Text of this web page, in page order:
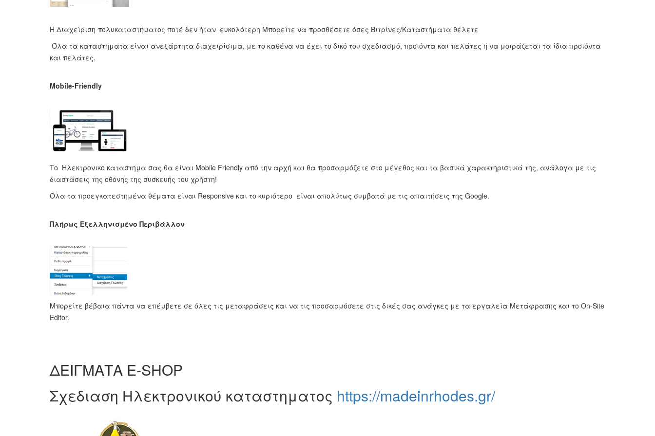
Η Διαχείριση πολυκαταστήματος ποτέ δεν ήταν ευκολότερη Μπορείτε να προσθέσετε όσες Βιτρίνες/Καταστήματα θέλετε
Όλα τα καταστήματα είναι ανεξάρτητα διαχειρίσιμα, με το καθένα να έχει το δικό του σχεδιασμό, προϊόντα και πελάτες ή να μοιράζεται τα ίδια προϊόντα
και πελάτες.
Mobile-Friendly
Το Ηλεκτρονικο καταστημα σας θα είναι Mobile Friendly από την αρχή και θα προσαρμόζετε στο μέγεθος και τα βασικά χαρακτηριστικά της, ανάλογα με τις
διαστάσεις της οθόνης της συσκευής του χρήστη!
Ολα τα προεγκατεστημένα θέματα είναι Responsive και το κυριότερο είναι απολύτως συμβατά με τις απαιτήσεις της Google.
Πλήρως Εξελληνισμένο Περιβάλλον
Μπορείτε βέβαια πάντα να επέμβετε σε όλες τις μεταφράσεις και να τις προσαρμόσετε στις δικές σας ανάγκες με τα εργαλεία Μετάφρασης και το On-Site
Editor.
ΔΕΙΓΜΑΤΑ E-SHOP
Σχεδιαση Ηλεκτρονικού καταστηματος https://madeinrhodes.gr/